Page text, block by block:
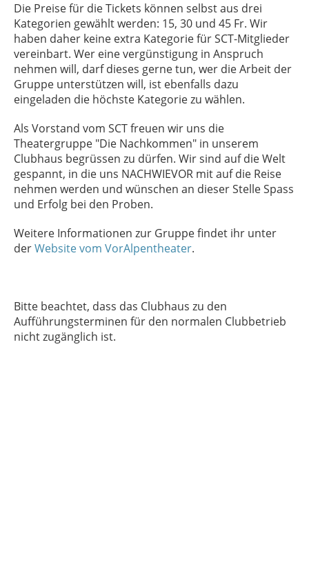
Die Preise für die Tickets können selbst aus drei
Kategorien gewählt werden: 15, 30 und 45 Fr. Wir
haben daher keine extra Kategorie für SCT-Mitglieder
vereinbart. Wer eine vergünstigung in Anspruch
nehmen will, darf dieses gerne tun, wer die Arbeit der
Gruppe unterstützen will, ist ebenfalls dazu
eingeladen die höchste Kategorie zu wählen.
Als Vorstand vom SCT freuen wir uns die
Theatergruppe "Die Nachkommen" in unserem
Clubhaus begrüssen zu dürfen. Wir sind auf die Welt
gespannt, in die uns NACHWIEVOR mit auf die Reise
nehmen werden und wünschen an dieser Stelle Spass
und Erfolg bei den Proben.
Weitere Informationen zur Gruppe findet ihr unter
derWebsite vom VorAlpentheater.
Bitte beachtet, dass das Clubhaus zu den
Aufführungsterminen für den normalen Clubbetrieb
nicht zugänglich ist.